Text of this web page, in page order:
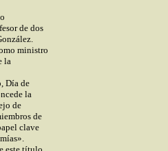
de dos
ministro
la
Día de
la
de
de
clave